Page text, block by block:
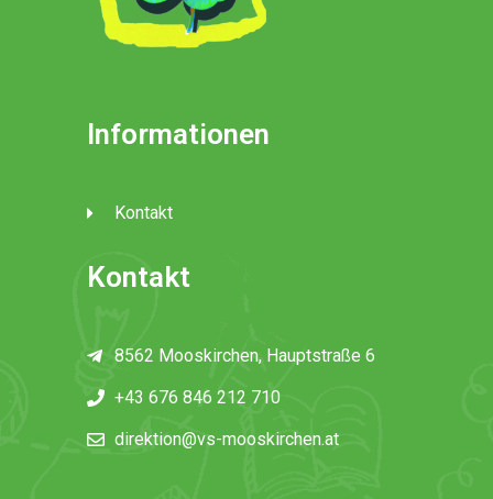
Informationen
Kontakt
Kontakt
8562 Mooskirchen, Hauptstraße 6
+43 676 846 212 710
direktion@vs-mooskirchen.at